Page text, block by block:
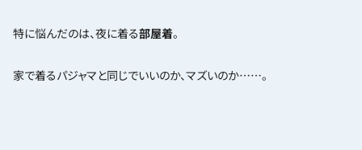
特に悩んだのは、夜に着る部屋着。
家で着るパジャマと同じでいいのか、マズいのか……。